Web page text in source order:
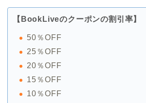
【BookLiveのクーポンの割引率】
50％OFF
25％OFF
20％OFF
15％OFF
10％OFF